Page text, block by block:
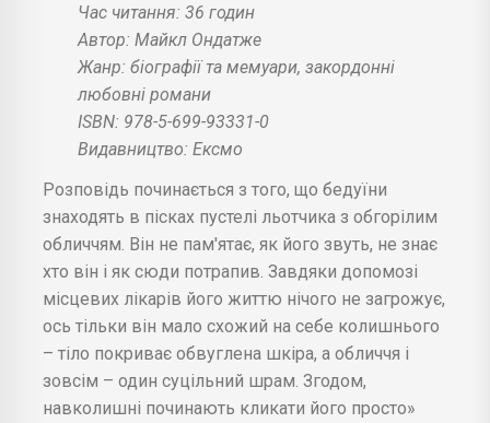
Час читання: 36 годин
Автор: Майкл Ондатже
Жанр: біографії та мемуари, закордонні
любовні романи
ISBN: 978-5-699-93331-0
Видавництво: Ексмо
Розповідь починається з того, що бедуїни
знаходять в пісках пустелі льотчика з обгорілим
обличчям. Він не пам'ятає, як його звуть, не знає
хто він і як сюди потрапив. Завдяки допомозі
місцевих лікарів його життю нічого не загрожує,
ось тільки він мало схожий на себе колишнього
– тіло покриває обвуглена шкіра, а обличчя і
зовсім – один суцільний шрам. Згодом,
навколишні починають кликати його просто»